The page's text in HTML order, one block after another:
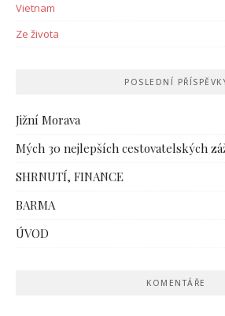
Vietnam
Ze života
POSLEDNÍ
Jižní Morava
Mých 30 nejlepších cestovatelských
SHRNUTÍ, FINANCE
BARMA
ÚVOD
KOMENTÁŘE